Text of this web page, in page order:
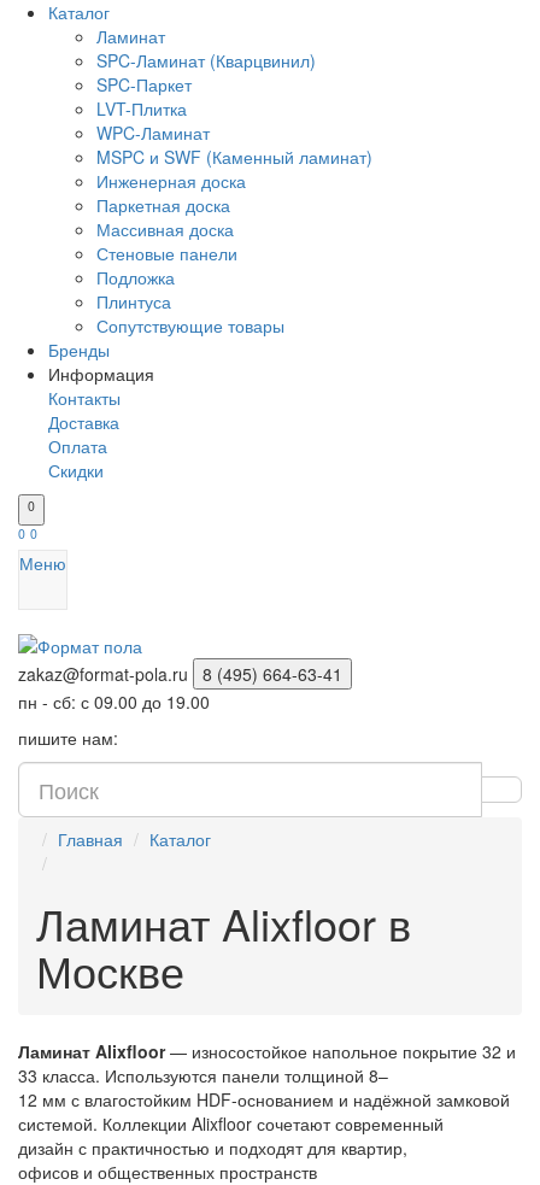
Каталог
Ламинат
SPC-Ламинат (Кварцвинил)
SPC-Паркет
LVT-Плитка
WPC-Ламинат
MSPC и SWF (Каменный ламинат)
Инженерная доска
Паркетная доска
Массивная доска
Стеновые панели
Подложка
Плинтуса
Сопутствующие товары
Бренды
Информация
Контакты
Доставка
Оплата
Скидки
0
0 0
Меню
zakaz@format-pola.ru
8 (495) 664-63-41
пн - сб: с 09.00 до 19.00
пишите нам:
Главная Каталог
Ламинат Alixfloor в
Москве
Ламинат Alixfloor— износостойкое напольное покрытие 32 и
33 класса. Используются панели толщиной 8–
12 мм с влагостойким HDF-основанием и надёжной замковой
системой. Коллекции Alixfloor сочетают современный
дизайн с практичностью и подходятдля квартир,
офисов и общественных пространств